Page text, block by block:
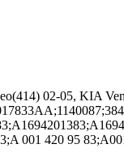
02-05, KIA
001 420 95